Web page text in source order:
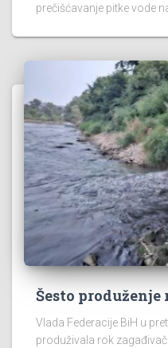
prečišćavanje pitke vode
Šesto produženje
Vlada Federacije BiH u
produživala rok